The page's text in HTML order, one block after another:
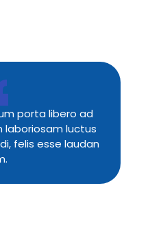
porta libero ad
laboriosam luctus
felis esse laudan